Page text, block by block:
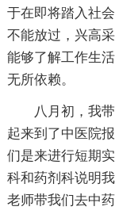
于在即将踏入社
不能放过，兴高
能够了解工作生
无所依赖。
八月初，我
起来到了中医院
们是来进行短期
科和药剂科说明
老师带我们去中药